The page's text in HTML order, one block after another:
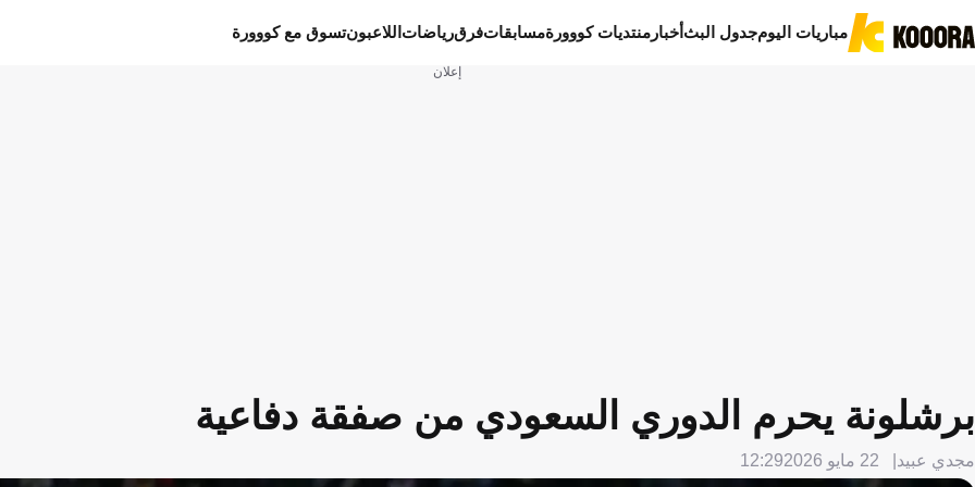
مباريات اليومجدول البثأخبار منتديات كووورةمسابقاتفرقرياضات اللاعبونتسوق مع كووورة
إعلان
برشلونة يحرم الدوري السعودي من صفقة دفاعية
مجدي عبيد 22 مايو 2026 12:29